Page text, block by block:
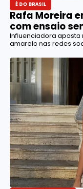
É DO BRASIL
Rafa Moreira
com ensaio
Influenciadora aposta
amarelo nas redes